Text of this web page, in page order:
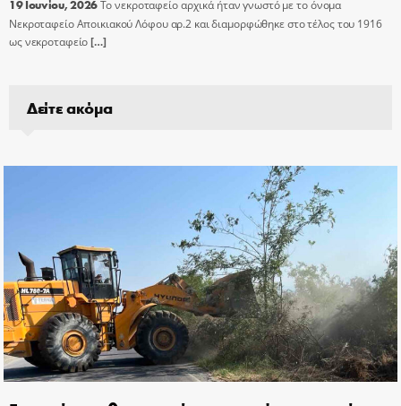
19 Ιουνίου, 2026Το νεκροταφείο αρχικά ήταν γνωστό με το όνομα
Νεκροταφείο Αποικιακού Λόφου αρ.2 και διαμορφώθηκε στο τέλος του 1916
ως νεκροταφείο[…]
Δείτε ακόμα